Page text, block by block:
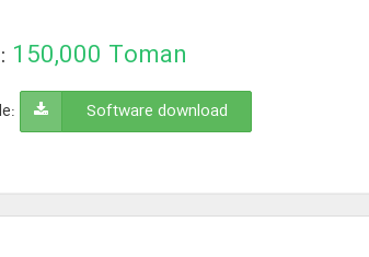
150,000 Toman
Software download